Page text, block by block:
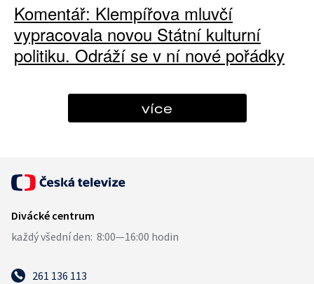
Komentář: Klempířova mluvčí
vypracovala novou Státní kulturní
politiku. Odráží se v ní nové pořádky
více
261 136 113